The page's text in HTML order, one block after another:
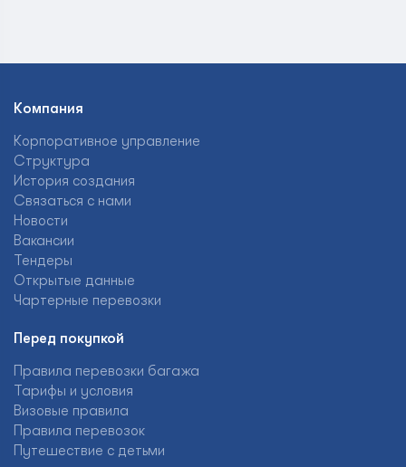
Компания
Корпоративное управление
Структура
История создания
Связаться с нами
Новости
Вакансии
Тендеры
Открытые данные
Чартерные перевозки
Перед покупкой
Правила перевозки багажа
Тарифы и условия
Визовые правила
Правила перевозок
Путешествие с детьми